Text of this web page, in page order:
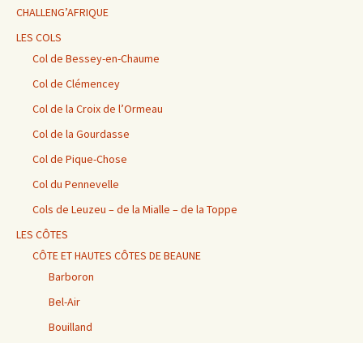
CHALLENG’AFRIQUE
LES COLS
Col de Bessey-en-Chaume
Col de Clémencey
Col de la Croix de l’Ormeau
Col de la Gourdasse
Col de Pique-Chose
Col du Pennevelle
Cols de Leuzeu – de la Mialle – de la Toppe
LES CÔTES
CÔTE ET HAUTES CÔTES DE BEAUNE
Barboron
Bel-Air
Bouilland